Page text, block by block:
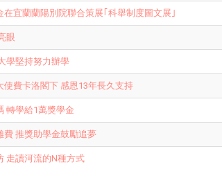
宜蘭蘭陽別院聯合策展｢科舉制度圖文展｣
眼
學堅持努力辦學
使費卡洛閣下 感恩13年長久支持
轉學給1萬獎學金
費 推獎助學金鼓勵追夢
走讀河流的N種方式